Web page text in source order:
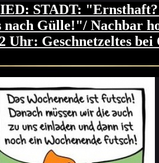
ernst) SO: Brunch bei
morgen um 10.00
STADT:
Gülle!"/ Nachbar
Uhr: Geschnetzeltes